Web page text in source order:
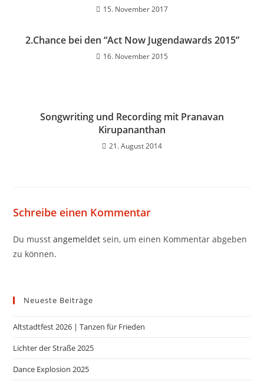
15. November 2017
2.Chance bei den “Act Now Jugendawards 2015”
16. November 2015
Songwriting und Recording mit Pranavan
Kirupananthan
21. August 2014
Schreibe einen Kommentar
Du musstangemeldet sein, um einen Kommentar abgeben
zu können.
Neueste Beiträge
Altstadtfest 2026 | Tanzen für Frieden
Lichter der Straße 2025
Dance Explosion 2025